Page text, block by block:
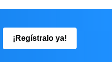
¡Regístralo ya!